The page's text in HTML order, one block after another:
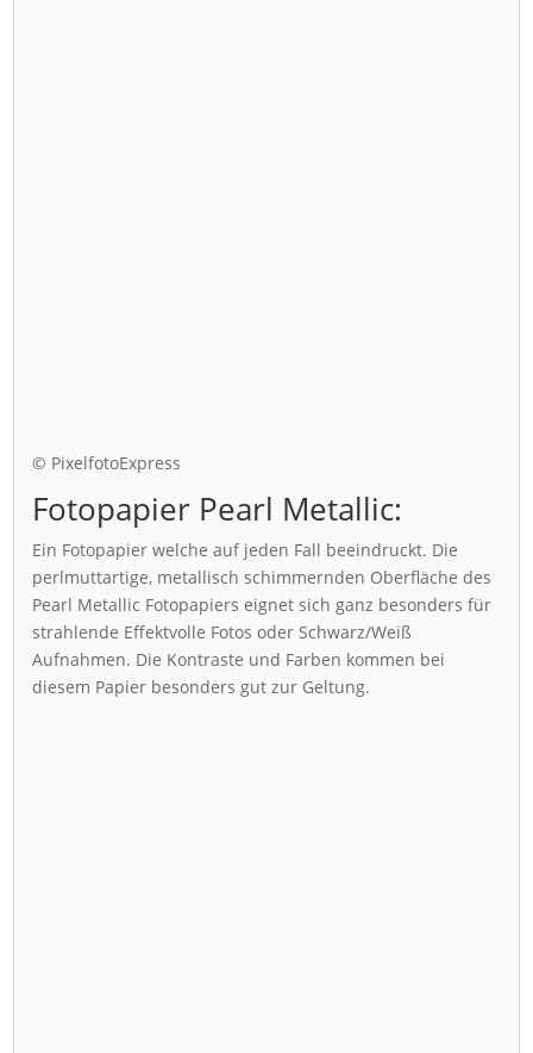
© PixelfotoExpress
Fotopapier Pearl Metallic:
Ein Fotopapier welche auf jeden Fall beeindruckt. Die
perlmuttartige, metallisch schimmernden Oberfläche des
Pearl Metallic Fotopapiers eignet sich ganz besonders für
strahlende Effektvolle Fotos oder Schwarz/Weiß
Aufnahmen. Die Kontraste und Farben kommen bei
diesem Papier besonders gut zur Geltung.